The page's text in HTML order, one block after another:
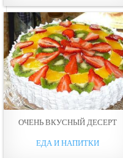
ОЧЕНЬ ВКУСНЫЙ ДЕСЕРТ
ЕДА И НАПИТКИ